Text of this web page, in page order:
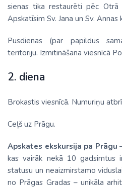
sienas tika restaurēti pēc Otrā
Apskatīsim Sv. Jana un Sv. Annas
Pusdienas (par papildus
teritoriju. Izmitināšana viesnīcā
2. diena
Brokastis viesnīcā. Numuriņu
Ceļš uz Prāgu.
Apskates ekskursija pa Prāgu
kas vairāk nekā 10 gadsimtus
statusu un neaizmirstamo
no Prāgas Gradas – unikāla